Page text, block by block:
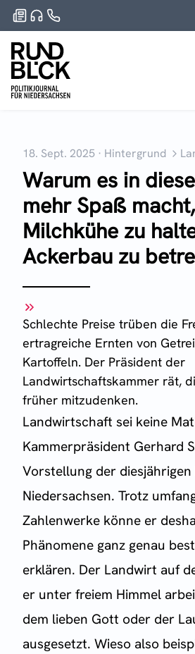
18. Sept. 2025 · Hintergrund
Warum es in
mehr Spaß macht,
Milchkühe zu
Ackerbau zu
Schlechte Preise trüben die
ertragreiche Ernten von
Kartoffeln. Der Präsident der
Landwirtschaftskammer rät,
früher mitzudenken.
Landwirtschaft sei keine
Kammerpräsident Gerhard
Vorstellung der
Niedersachsen. Trotz
Zahlenwerke könne er
Phänomene ganz genau
erklären. Der Landwirt auf
er unter freiem Himmel
dem lieben Gott oder der
ausgesetzt. Wieso also